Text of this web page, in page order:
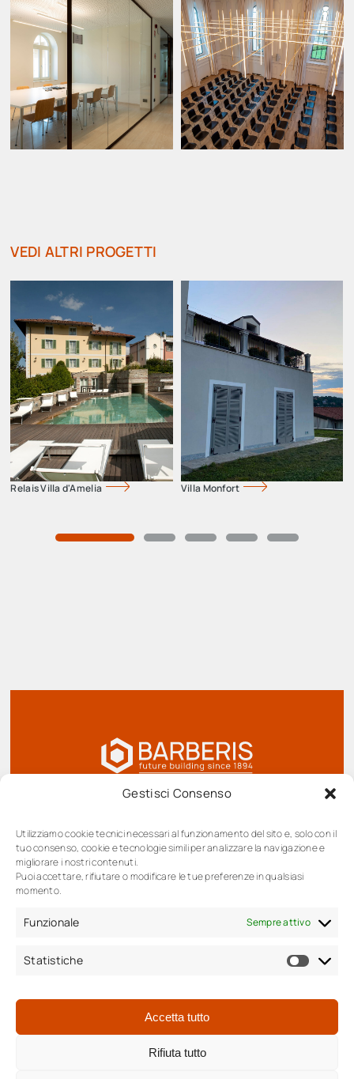
Gestisci Consenso
Utilizziamo cookie tecnici necessari al funzionamento del sito e, solo con il
tuo consenso, cookie e tecnologie simili per analizzare la navigazione e
migliorare i nostri contenuti.
Puoi accettare, rifiutare o modificare le tue preferenze in qualsiasi
momento.
Funzionale Sempre attivo
Statistiche
Accetta tutto
Rifiuta tutto
VEDI ALTRI PROGETTI
Relais Villa d'Amelia Villa Monfort
BARBERIS SPA Società benefit, Corso Barolo
48/A | 12051 Alba (Cn)
Tel+39.0173.280019
info@barberisgroup.it